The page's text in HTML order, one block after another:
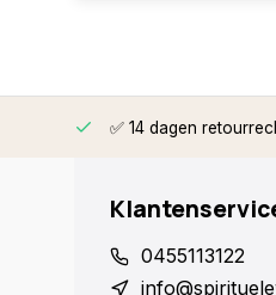
✅ 14 dagen
0455113122